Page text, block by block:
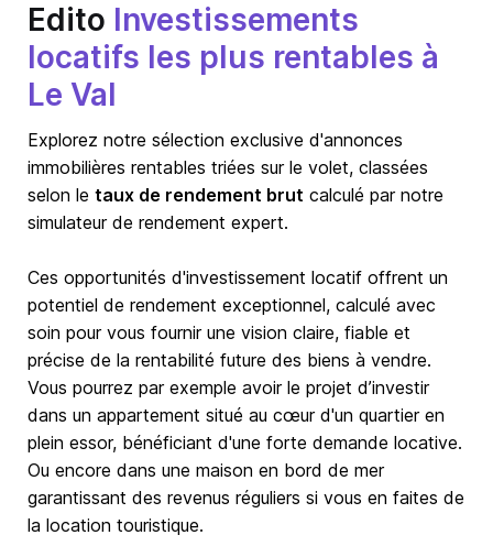
Edito Investissements
locatifs les plus rentables à
Le Val
Explorez notre sélection exclusive d'annonces
immobilières rentables triées sur le volet, classées
selon le taux de rendement brut calculé par notre
simulateur de rendement expert.
Ces opportunités d'investissement locatif offrent un
potentiel de rendement exceptionnel, calculé avec
soin pour vous fournir une vision claire, fiable et
précise de la rentabilité future des biens à vendre.
Vous pourrez par exemple avoir le projet d’investir
dans un appartement situé au cœur d'un quartier en
plein essor, bénéficiant d'une forte demande locative.
Ou encore dans une maison en bord de mer
garantissant des revenus réguliers si vous en faites de
la location touristique.